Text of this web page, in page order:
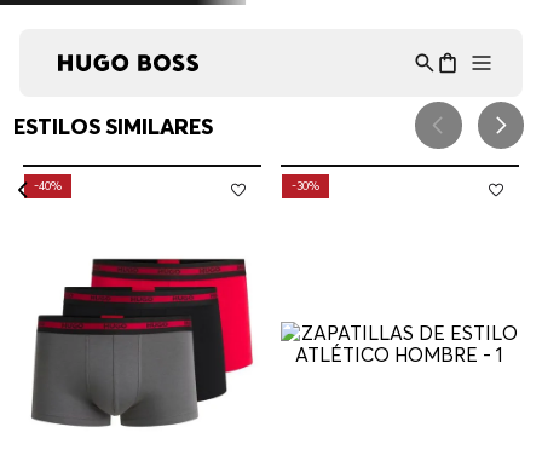
ESTILOS SIMILARES
-40% -30%
Asistente Virtual
en línea ⋮